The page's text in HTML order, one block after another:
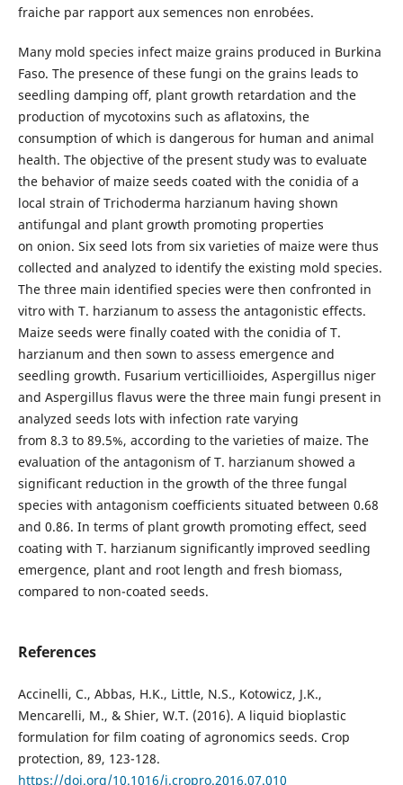
fraiche par rapport aux semences non enrobées.
Many mold species infect maize grains produced in Burkina
Faso. The presence of these fungi on the grains leads to
seedling damping off, plant growth retardation and the
production of mycotoxins such as aflatoxins, the
consumption of which is dangerous for human and animal
health. The objective of the present study was to evaluate
the behavior of maize seeds coated with the conidia of a
local strain of Trichoderma harzianum having shown
antifungal and plant growth promoting properties
on onion. Six seed lots from six varieties of maize were thus
collected and analyzed to identify the existing mold species.
The three main identified species were then confronted in
vitro with T. harzianum to assess the antagonistic effects.
Maize seeds were finally coated with the conidia of T.
harzianum and then sown to assess emergence and
seedling growth. Fusarium verticillioides, Aspergillus niger
and Aspergillus flavus were the three main fungi present in
analyzed seeds lots with infection rate varying
from 8.3 to 89.5%, according to the varieties of maize. The
evaluation of the antagonism of T. harzianum showed a
significant reduction in the growth of the three fungal
species with antagonism coefficients situated between 0.68
and 0.86. In terms of plant growth promoting effect, seed
coating with T. harzianum significantly improved seedling
emergence, plant and root length and fresh biomass,
compared to non-coated seeds.
References
Accinelli, C., Abbas, H.K., Little, N.S., Kotowicz, J.K.,
Mencarelli, M., & Shier, W.T. (2016). A liquid bioplastic
formulation for film coating of agronomics seeds. Crop
protection, 89, 123-128.
https://doi.org/10.1016/j.cropro.2016.07.010